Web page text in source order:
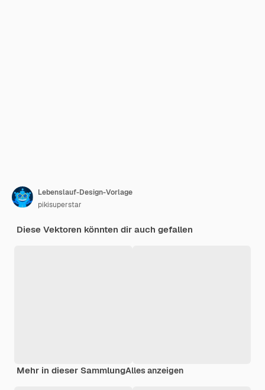
Lebenslauf-Design-Vorlage
pikisuperstar
Diese Vektoren könnten dir auch gefallen
Mehr in dieser SammlungAlles anzeigen